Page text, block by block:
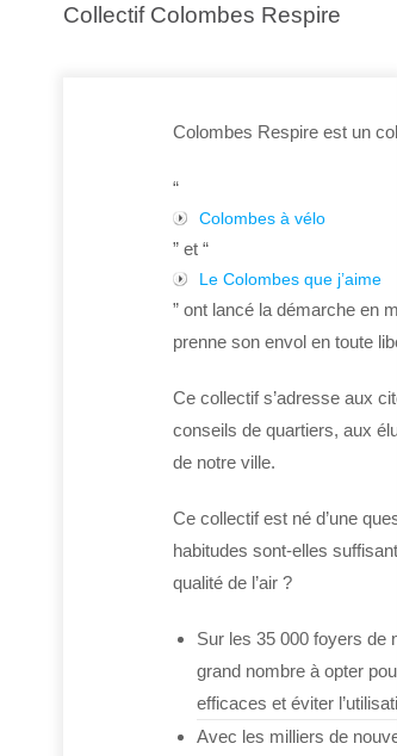
Collectif Colombes Respire
Colombes Respire est un
“
Colombes à vélo
” et “
Le Colombes que j’aime
” ont lancé la démarche en
prenne son envol en toute
Ce collectif s’adresse aux
conseils de quartiers, aux
de notre ville.
Ce collectif est né d’une
habitudes sont-elles
qualité de l’air ?
Sur les 35 000 foyers de
grand nombre à opter
efficaces et éviter
Avec les milliers de